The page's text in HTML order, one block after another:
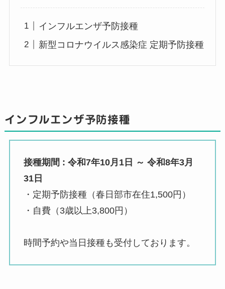
インフルエンザ予防接種
新型コロナウイルス感染症 定期予防接種
インフルエンザ予防接種
接種期間 : 令和7年10月1日 ～ 令和8年3月
31日
・定期予防接種（春日部市在住1,500円）
・自費（3歳以上3,800円）
時間予約や当日接種も受付しております。